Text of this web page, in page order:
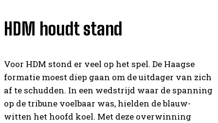
HDM houdt stand
Voor HDM stond er veel op het spel. De Haagse
formatie moest diep gaan om de uitdager van zich
af te schudden. In een wedstrijd waar de spanning
op de tribune voelbaar was, hielden de blauw-
witten het hoofd koel. Met deze overwinning